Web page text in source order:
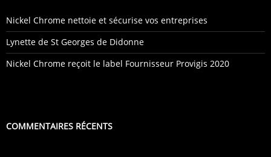
Nickel Chrome nettoie et sécurise vos entreprises
Lynette de St Georges de Didonne
Nickel Chrome reçoit le label Fournisseur Provigis 2020
COMMENTAIRES RÉCENTS